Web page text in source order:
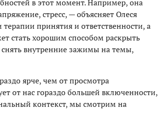
в этот момент. Например, она
стресс, — объясняет Олеся
принятия и ответственности, а
стать хорошим способом раскрыть
внутренние зажимы на темы,
ярче, чем от просмотра
от нас гораздо большей включенности,
контекст, мы смотрим на